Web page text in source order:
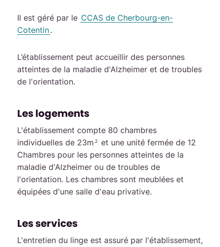
Il est géré par le CCAS de Cherbourg-en-
Cotentin.
L’établissement peut accueillir des personnes
atteintes de la maladie d'Alzheimer et de troubles
de l'orientation.
Les logements
L'établissement compte 80 chambres
individuelles de 23m 2
et une unité fermée de 12
Chambres pour les personnes atteintes de la
maladie d'Alzheimer ou de troubles de
l'orientation. Les chambres sont meublées et
équipées d'une salle d'eau privative.
Les services
L'entretien du linge est assuré par l'établissement,